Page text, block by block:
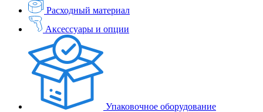
Расходный материал
Аксессуары и опции
Упаковочное оборудование